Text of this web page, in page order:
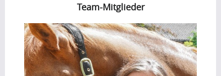
Team-Mitglieder